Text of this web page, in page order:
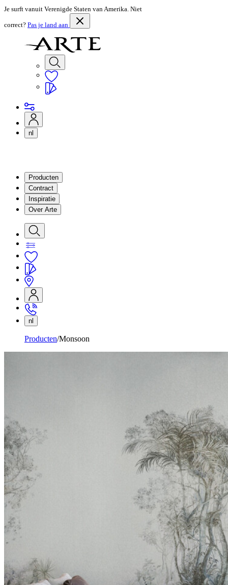
Je surft vanuit Verenigde Staten van Amerika. Niet
correct? Pas je land aan
nl
Producten
Contract
Inspiratie
Over Arte
nl
Producten Monsoon